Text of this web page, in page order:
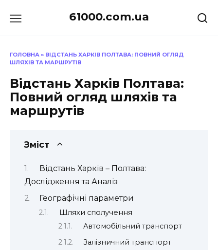
до
61000.com.ua
ГОЛОВНА » ВІДСТАНЬ ХАРКІВ ПОЛТАВА: ПОВНИЙ ОГЛЯД
ШЛЯХІВ ТА МАРШРУТІВ
Відстань Харків Полтава:
Повний огляд шляхів та
маршрутів
Зміст
Відстань Харків – Полтава:
Дослідження та Аналіз
Географічні параметри
Шляхи сполучення
Автомобільний транспорт
Залізничний транспорт